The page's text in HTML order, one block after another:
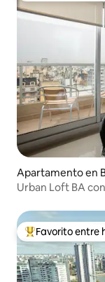
Apartamento en
Urban Loft BA
Favorito entre
Favorito entre